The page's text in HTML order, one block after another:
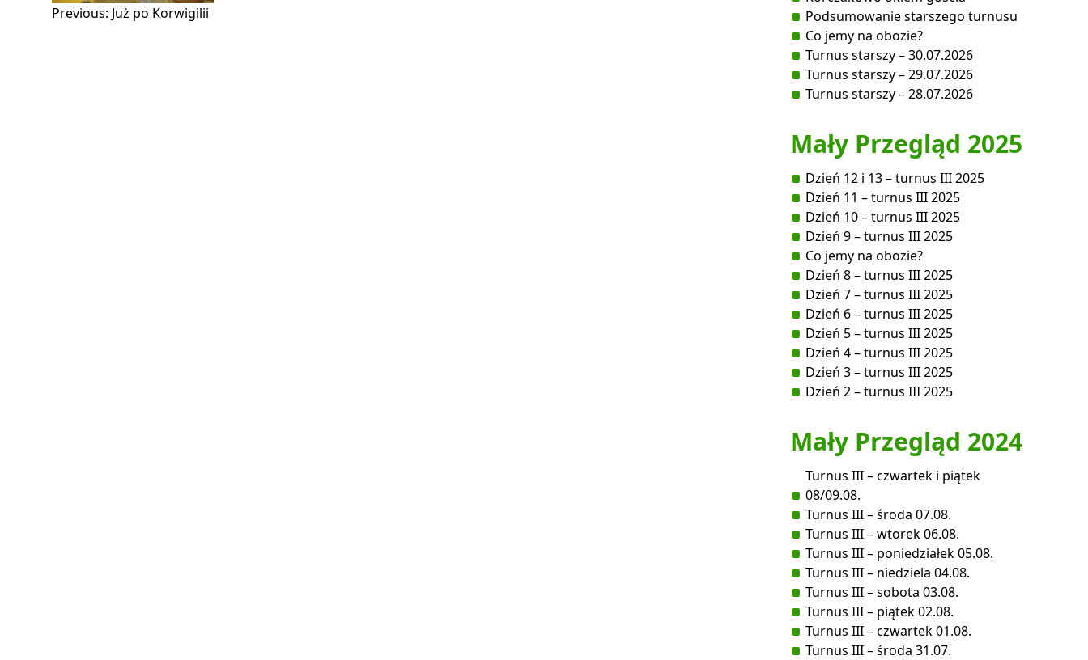
Nawigacja
Previous: Już po Korwigilii
Podsumowanie starszego turnusu
Co jemy na obozie?
Turnus starszy – 30.07.2026
Turnus starszy – 29.07.2026
Turnus starszy – 28.07.2026
Mały Przegląd 2025
Dzień 12 i 13 – turnus III 2025
Dzień 11 – turnus III 2025
Dzień 10 – turnus III 2025
Dzień 9 – turnus III 2025
Co jemy na obozie?
Dzień 8 – turnus III 2025
Dzień 7 – turnus III 2025
Dzień 6 – turnus III 2025
Dzień 5 – turnus III 2025
Dzień 4 – turnus III 2025
Dzień 3 – turnus III 2025
Dzień 2 – turnus III 2025
Mały Przegląd 2024
Turnus III – czwartek i piątek
08/09.08.
Turnus III – środa 07.08.
Turnus III – wtorek 06.08.
Turnus III – poniedziałek 05.08.
Turnus III – niedziela 04.08.
Turnus III – sobota 03.08.
Turnus III – piątek 02.08.
Turnus III – czwartek 01.08.
Turnus III – środa 31.07.